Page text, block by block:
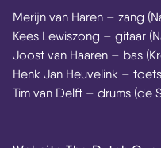
Merijn van Haren – zang
Kees Lewiszong – gitaar
Joost van Haaren – bas
Henk Jan Heuvelink –
Tim van Delft – drums (de